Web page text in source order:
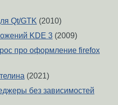
Qt/GTK (2010)
KDE 3 (2009)
про оформление firefox
(2021)
без зависимостей